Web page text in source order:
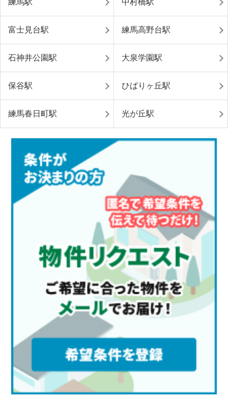
富士見台駅 練馬高野台駅
石神井公園駅 大泉学園駅
保谷駅 ひばりヶ丘駅
練馬春日町駅 光が丘駅